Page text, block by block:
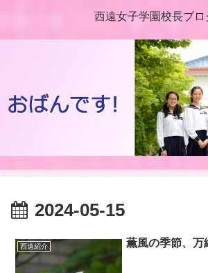
西遠女子学園校長ブロ
2024-05-15
西遠紹介 薫風の季節、万